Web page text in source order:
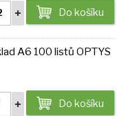
Do košíku
A6 100 listů OPTYS
Do košíku